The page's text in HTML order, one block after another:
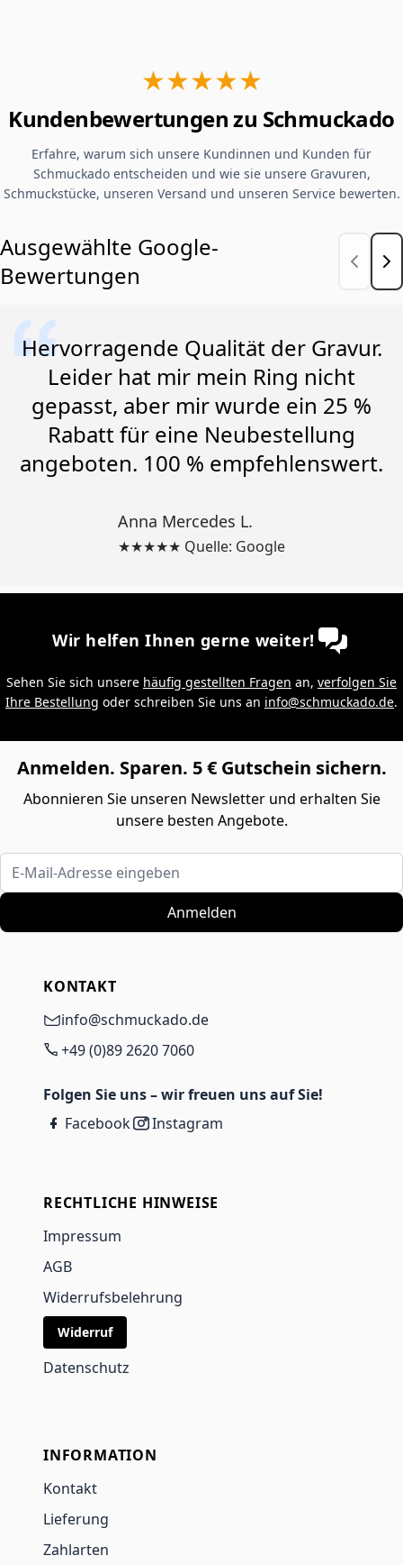
★★★★★
Kundenbewertungen zu Schmuckado
Erfahre, warum sich unsere Kundinnen und Kunden für
Schmuckado entscheiden und wie sie unsere Gravuren,
Schmuckstücke, unseren Versand und unseren Service bewerten.
Ausgewählte Google-
Bewertungen
Hervorragende Qualität der Gravur.
Leider hat mir mein Ring nicht
gepasst, aber mir wurde ein 25 %
Rabatt für eine Neubestellung
angeboten. 100 % empfehlenswert.
Anna Mercedes L.
★★★★★ Quelle: Google
Wir helfen Ihnen gerne weiter!
Sehen Sie sich unsere häufig gestellten Fragen an, verfolgen Sie
Ihre Bestellung oder schreiben Sie uns an info@schmuckado.de.
Anmelden. Sparen. 5 € Gutschein sichern.
Abonnieren Sie unseren Newsletter und erhalten Sie
unsere besten Angebote.
E-Mail-Adresse eingeben
Anmelden
KONTAKT
info@schmuckado.de
+49 (0)89 2620 7060
Folgen Sie uns – wir freuen uns auf Sie!
Facebook
Instagram
RECHTLICHE HINWEISE
Impressum
AGB
Widerrufsbelehrung
Widerruf
Datenschutz
INFORMATION
Kontakt
Lieferung
Zahlarten